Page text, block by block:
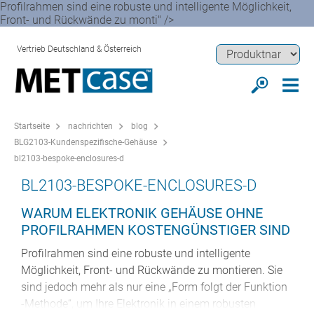
Profilrahmen sind eine robuste und intelligente Möglichkeit,
Front- und Rückwände zu monti" />
Vertrieb Deutschland & Österreich
Startseite nachrichten
blog
BLG2103-Kundenspezifische-Gehäuse
bl2103-bespoke-enclosures-d
BL2103-BESPOKE-ENCLOSURES-D
WARUM ELEKTRONIK GEHÄUSE OHNE
PROFILRAHMEN KOSTENGÜNSTIGER SIND
Profilrahmen sind eine robuste und intelligente
Möglichkeit, Front- und Rückwände zu montieren. Sie
sind jedoch mehr als nur eine „Form folgt der Funktion
-Methode“, um Ihre Elektronik in einem robusten